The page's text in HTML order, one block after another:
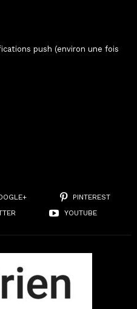
push (environ une fois
PINTEREST
YOUTUBE